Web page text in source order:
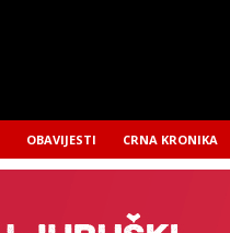
OBAVIJESTI CRNA KRONIKA